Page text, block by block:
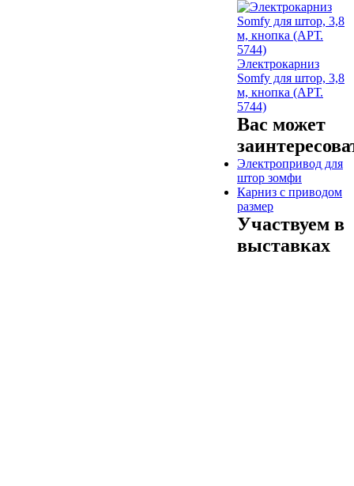
Электрокарниз
Somfy для штор, 3,8
м, кнопка (АРТ.
5744)
Вас может
Электропривод для
штор зомфи
Карниз с приводом
размер
Участвуем в
выставках